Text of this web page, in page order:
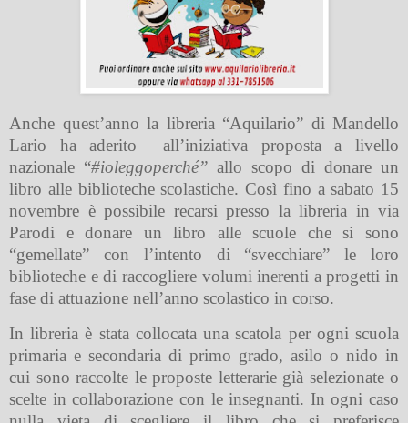
Anche quest’anno la libreria “Aquilario” di Mandello
Lario ha aderito
all’iniziativa proposta a livello
nazionale “#ioleggoperché” allo scopo di donare un
libro alle biblioteche scolastiche. Così fino a sabato 15
novembre è possibile recarsi presso la libreria in via
Parodi e donare un libro alle scuole che si sono
“gemellate” con l’intento di “svecchiare” le loro
biblioteche e di raccogliere volumi inerenti a progetti in
fase di attuazione nell’anno scolastico in corso.
In libreria è stata collocata una scatola per ogni scuola
primaria e secondaria di primo grado, asilo o nido in
cui sono raccolte le proposte letterarie già selezionate o
scelte in collaborazione con le insegnanti. In ogni caso